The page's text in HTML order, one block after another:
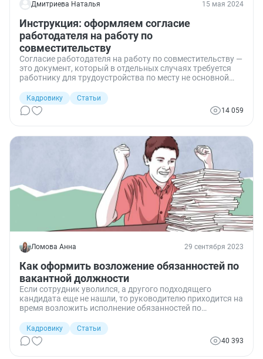
Дмитриева Наталья 15 мая 2024
Инструкция: оформляем согласие
работодателя на работу по
совместительству
Согласие работодателя на работу по совместительству —
это документ, который в отдельных случаях требуется
работнику для трудоустройства по месту не основной
Кадровику
Статьи
14 059
Ломова Анна 29 сентября 2023
Как оформить возложение обязанностей по
вакантной должности
Если сотрудник уволился, а другого подходящего
кандидата еще не нашли, то руководителю приходится на
время возложить исполнение обязанностей по
прерывать производственный процесс. Рассказываем,
какие варианты предусмотрены законом, как все
правильно оформить, и как оплачивать.
Кадровику
Статьи
40 393